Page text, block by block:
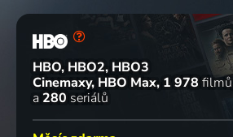
HBO, HBO2, HBO3
Cinemaxy, HBO Max 1 978 filmů
a 280 seriálů